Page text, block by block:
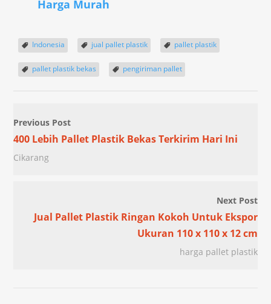
Harga Murah
Indonesia jual pallet plastik pallet plastik
pallet plastik bekas pengiriman pallet
Previous Post
400 Lebih Pallet Plastik Bekas Terkirim Hari Ini
Cikarang
Next Post
Jual Pallet Plastik Ringan Kokoh Untuk Ekspor
Ukuran 110 x 110 x 12 cm
harga pallet plastik